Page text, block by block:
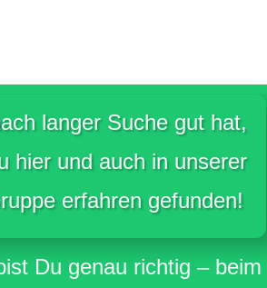
langer Suche gut hat,
hier und auch in unserer
erfahren gefunden!
genau richtig – beim